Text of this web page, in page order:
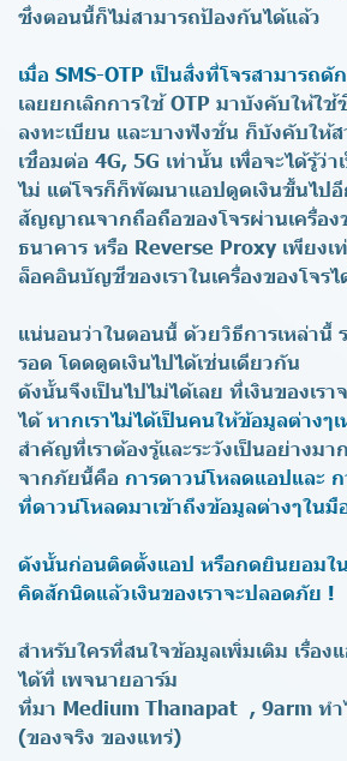
ซึ่งตอนนี้ก็ไม่สามารถป้องกันได้แล้ว
เมื่อ SMS-OTP เป็นสิ่งที่โจรสามารถดั
เลยยกเลิกการใช้ OTP มาบังคับให้ใ
ลงทะเบียน และบางฟังชั่น ก็บังคับให้ส
เชื่อมต่อ 4G, 5G เท่านั้น เพื่อจะได้รู้ว่
ไม่ แต่โจรก็ก็พัฒนาแอปดูดเงินขึ้นไป
สัญญาณจากถือถือของโจรผ่านเครื่อง
ธนาคาร หรือ Reverse Proxy เพียงเ
ล็อคอินบัญชีของเราในเครื่องของโจร
แน่นอนว่าในตอนนี้ ด้วยวิธีการเหล่านี้
รอด โดดดูดเงินไปได้เช่นเดียวกัน
ดังนั้นจึงเป็นไปไม่ได้เลย ที่เงินของเร
ได้หากเราไม่ได้เป็นคนให้ข้อมูลต่างๆ
สำคัญที่เราต้องรู้และระวังเป็นอย่างมา
จากภัยนี้คือ การดาวน์โหลดแอปและ
ที่ดาวน์โหลดมาเข้าถึงข้อมูลต่างๆในมื
ดังนั้นก่อนติดตั้งแอป หรือกดยินยอมใ
คิดสักนิดแล้วเงินของเราจะปลอดภัย !
สำหรับใครที่สนใจข้อมูลเพิ่มเติม เรื่อง
ได้ที่ เพจนายอาร์ม
ที่มา Medium Thanapat , 9arm ท
(ของจริง ของแทร่)